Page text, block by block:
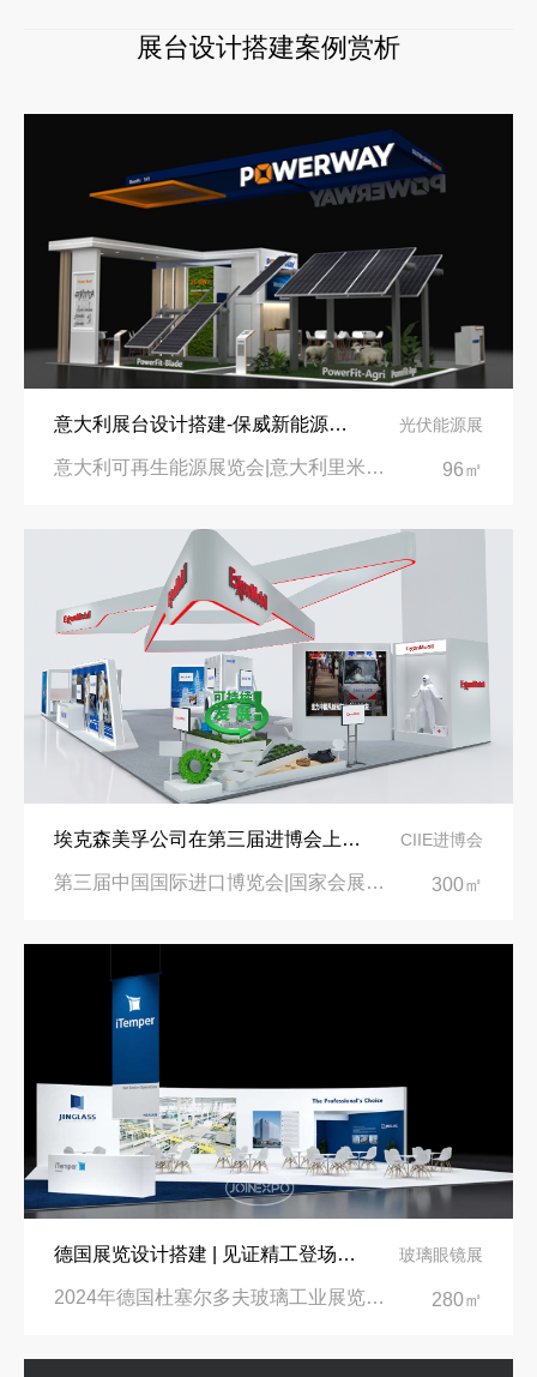
展台设计搭建案例赏析
意大利展台设计搭建-保威新能源在意大利里米尼会展中心推出最新产品-中励展览设计策划公司 光伏能源展
意大利可再生能源展览会|意大利里米尼会展中心 96㎡
埃克森美孚公司在第三届进博会上展示非凡的展台搭建设计 CIIE进博会
第三届中国国际进口博览会|国家会展中心 300㎡
德国展览设计搭建 | 见证精工登场玻璃工业展览会 Glasstec 2024 玻璃眼镜展
2024年德国杜塞尔多夫玻璃工业展览会Glasstec|德国杜塞尔多夫会展中心 280㎡